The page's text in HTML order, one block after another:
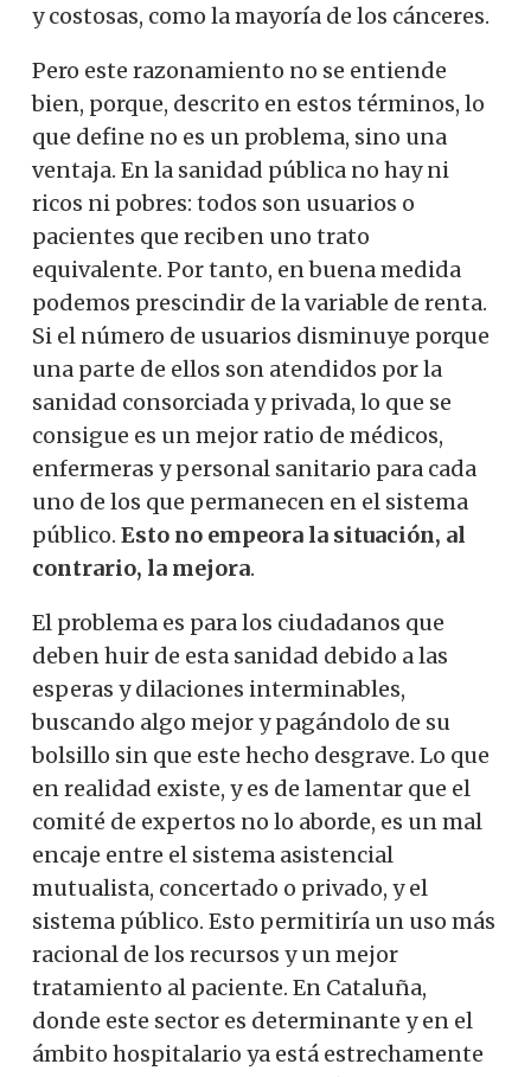
y costosas, como la mayoría de los cánceres.
Pero este razonamiento no se entiende
bien, porque, descrito en estos términos, lo
que define no es un problema, sino una
ventaja. En la sanidad pública no hay ni
ricos ni pobres: todos son usuarios o
pacientes que reciben uno trato
equivalente. Por tanto, en buena medida
podemos prescindir de la variable de renta.
Si el número de usuarios disminuye porque
una parte de ellos son atendidos por la
sanidad consorciada y privada, lo que se
consigue es un mejor ratio de médicos,
enfermeras y personal sanitario para cada
uno de los que permanecen en el sistema
público. Esto no empeora la situación, al
contrario, la mejora.
El problema es para los ciudadanos que
deben huir de esta sanidad debido a las
esperas y dilaciones interminables,
buscando algo mejor y pagándolo de su
bolsillo sin que este hecho desgrave. Lo que
en realidad existe, y es de lamentar que el
comité de expertos no lo aborde, es un mal
encaje entre el sistema asistencial
mutualista, concertado o privado, y el
sistema público. Esto permitiría un uso más
racional de los recursos y un mejor
tratamiento al paciente. En Cataluña,
donde este sector es determinante y en el
ámbito hospitalario ya está estrechamente